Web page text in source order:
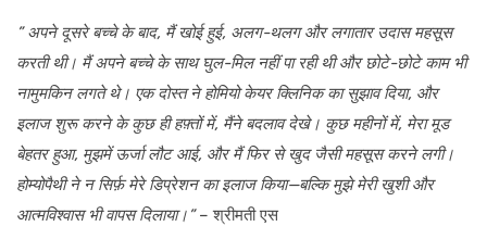
”अपने दूसरे बच्चे के बाद, मैं खोई हुई, अलग-थलग और लगातार उदास महसूस
करती थी। मैं अपने बच्चे के साथ घुल-मिल नहीं पा रही थी और छोटे-छोटे काम भी
नामुमकिन लगते थे। एक दोस्त ने होमियो केयर क्लिनिक का सुझाव दिया, और
इलाज शुरू करने के कुछ ही हफ़्तों में, मैंने बदलाव देखे। कुछ महीनों में, मेरा मूड
बेहतर हुआ, मुझमें ऊर्जा लौट आई, और मैं फिर से खुद जैसी महसूस करने लगी।
होम्योपैथी ने न सिर्फ़ मेरे डिप्रेशन का इलाज किया—बल्कि मुझे मेरी खुशी और
आत्मविश्वास भी वापस दिलाया।”– श्रीमती एस